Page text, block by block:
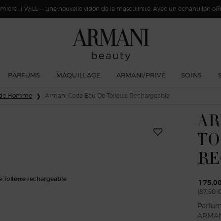
: I WILL — une nouvelle vision de la masculinité. Avec un échantillon
PARFUMS MAQUILLAGE ARMANI/PRIVÉ SOINS
Homme Armani Code Eau De Toilette Rechargeable
(87,50